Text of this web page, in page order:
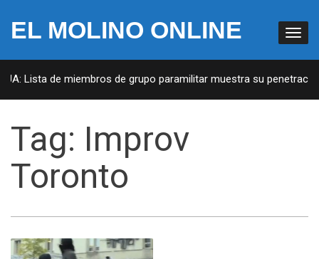
EL MOLINO ONLINE
Lista de miembros de grupo paramilitar muestra su penetración
Tag: Improv
Toronto